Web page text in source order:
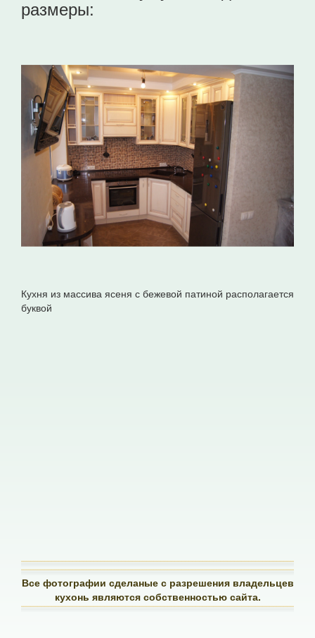
размеры:
Кухня из массива ясеня с бежевой патиной располагается
буквой
Все фотографии сделаные с разрешения владельцев
кухонь являются собственностью сайта.